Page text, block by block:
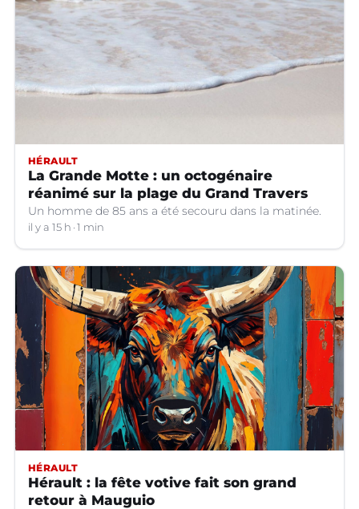
HÉRAULT
La Grande Motte : un octogénaire
réanimé sur la plage du Grand Travers
Un homme de 85 ans a été secouru dans la matinée.
il y a 15 h 1 min
HÉRAULT
Hérault : la fête votive fait son grand
retour à Mauguio